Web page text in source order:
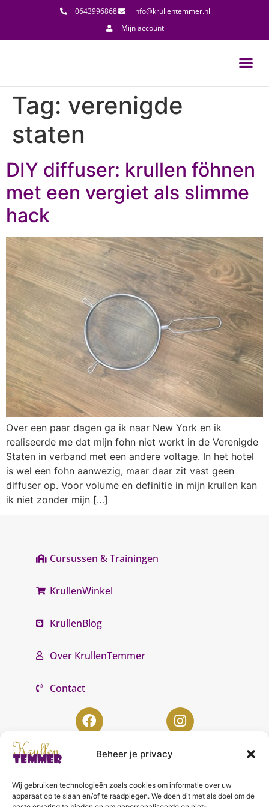
Beheer je privacy
Wij gebruiken technologieën zoals cookies om informatie over uw
apparaat op te slaan en/of te raadplegen. We doen dit met als doel om de
0643996868
info@krullentemmer.nl
Mijn account
Tag: verenigde
staten
DIY diffuser: krullen föhnen
met een vergiet als slimme
hack
Over een paar dagen ga ik naar New York en ik
realiseerde me dat mijn fohn niet werkt in de Verenigde
Staten in verband met een andere voltage. In het hotel
is wel een fohn aanwezig, maar daar zit vast geen
diffuser op. Voor volume en definitie in mijn krullen kan
ik niet zonder mijn […]
Cursussen & Trainingen
KrullenWinkel
KrullenBlog
Over KrullenTemmer
Contact
KrullenTemmer Lelystad